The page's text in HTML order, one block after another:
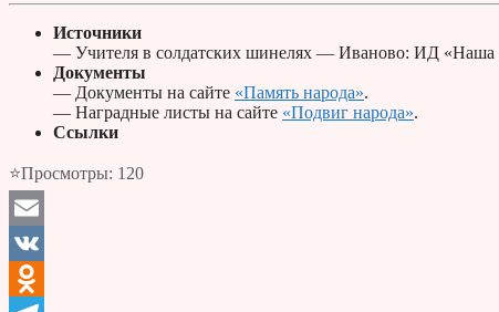
Источники
— Учителя в солдатских шинелях — Иваново: ИД «Наша
Документы
— Документы на сайте «Память народа».
— Наградные листы на сайте «Подвиг народа».
Ссылки
⭐Просмотры: 120
Email
VK